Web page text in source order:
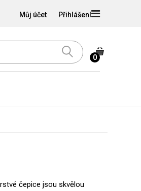
Přihlášení
Můj účet
0
čepice jsou skvělou